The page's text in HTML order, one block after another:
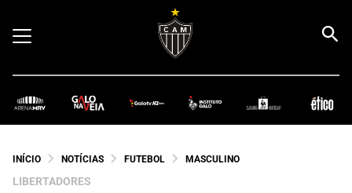
INÍCIO NOTÍCIAS FUTEBOL MASCULINO
LIBERTADORES